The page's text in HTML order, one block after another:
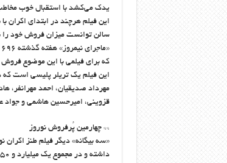
یدک می‌کشد با استقبال خوب
سالن توانست میزان فروش خود را
که برای فیلمی با این موضوع
این فیلم یک تریلر پلیسی است که در
مهرداد صدیقیان، احمد مهرانفر،
قزوینی، امیرحسین هاشمی و جواد
** چهارمین پُرفروش نوروز